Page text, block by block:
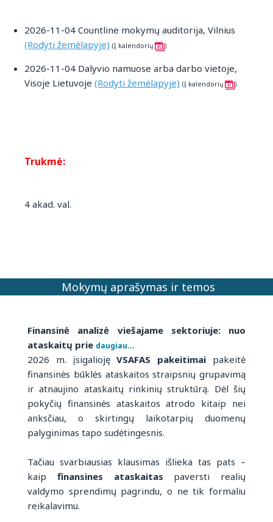
2026-11-04 Countline mokymų auditorija, Vilnius
(Rodyti žemėlapyje) (Į kalendorių )
2026-11-04 Dalyvio namuose arba darbo vietoje,
Visoje Lietuvoje (Rodyti žemėlapyje) (Į kalendorių )
Trukmė:
4 akad. val.
Mokymų aprašymas ir temos
Finansinė analizė viešajame sektoriuje: nuo
ataskaitų prie daugiau...
2026 m. įsigaliojęVSAFAS pakeitimai pakeitė
finansinės būklės ataskaitos straipsnių grupavimą
ir atnaujino ataskaitų rinkinių struktūrą. Dėl šių
pokyčių finansinės ataskaitos atrodo kitaip nei
anksčiau, o skirtingų laikotarpių duomenų
palyginimas tapo sudėtingesnis.
Tačiau svarbiausias klausimas išlieka tas pats –
kaip finansines ataskaitas paversti realių
valdymo sprendimų pagrindu, o ne tik formaliu
reikalavimu.